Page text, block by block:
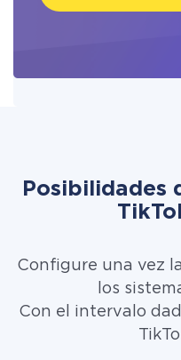
Posibilidades
Configure una vez
los
Con el intervalo